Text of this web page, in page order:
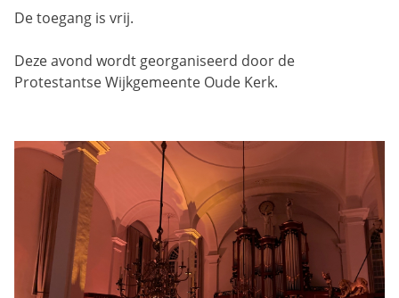
De toegang is vrij.
Deze avond wordt georganiseerd door de
Protestantse Wijkgemeente Oude Kerk.